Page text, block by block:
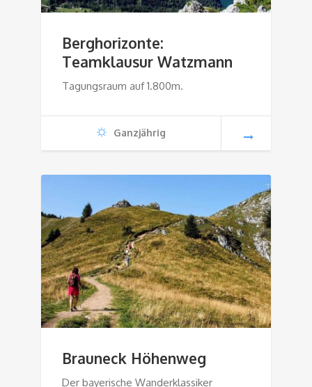
Berghorizonte:
Teamklausur Watzmann
Tagungsraum auf 1.800m.
Ganzjährig
Brauneck Höhenweg
Der bayerische Wanderklassiker